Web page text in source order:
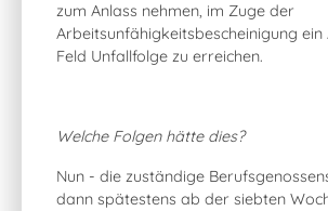
zum Anlass nehmen, im Zuge der
Arbeitsunfähigkeitsbescheinigung ein
Feld Unfallfolge zu erreichen.
Welche Folgen hätte dies?
Nun - die zuständige
dann spätestens ab der siebten